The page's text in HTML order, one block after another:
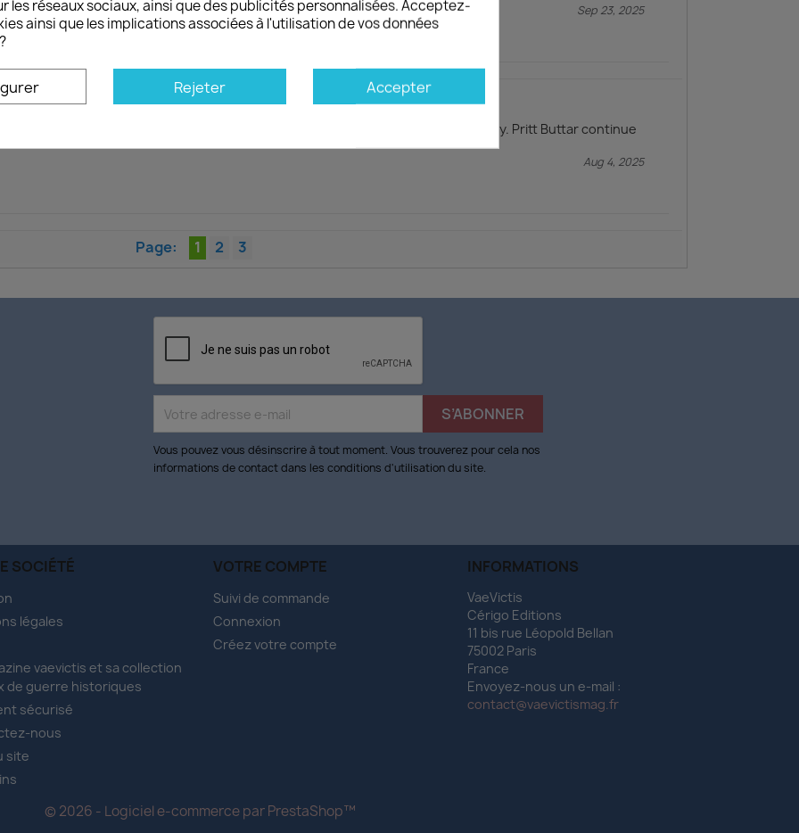
Sep 23, 2025
à la bibliothèque stratégique du n°181
Bagration 1944, the Great Soviet offensive, dans la collection General Military. Pritt Buttar continue
Aug 4, 2025
Page: 1 2 3
Vous pouvez vous désinscrire à tout moment. Vous trouverez pour cela nos
informations de contact dans les conditions d'utilisation du site.
SOCIÉTÉ
légales
vaevictis et sa collection
de guerre historiques
sécurisé
nous
site
VOTRE COMPTE
Suivi de commande
Connexion
Créez votre compte
INFORMATIONS
VaeVictis
Cérigo Editions
11 bis rue Léopold Bellan
75002 Paris
France
Envoyez-nous un e-mail :
contact@vaevictismag.fr
© 2026 - Logiciel e-commerce par PrestaShop™
les réseaux sociaux, ainsi que des publicités personnalisées. Acceptez-
ainsi que les implications associées à l'utilisation de vos données
Rejeter Accepter